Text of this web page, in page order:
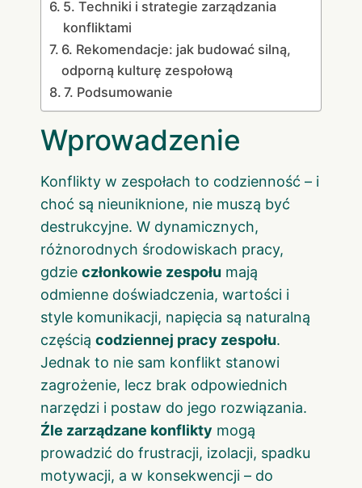
5. Techniki i strategie zarządzania
konfliktami
6. Rekomendacje: jak budować silną,
odporną kulturę zespołową
7. Podsumowanie
Wprowadzenie
Konflikty w zespołach to codzienność – i
choć są nieuniknione, nie muszą być
destrukcyjne. W dynamicznych,
różnorodnych środowiskach pracy,
gdzie członkowie zespołu mają
odmienne doświadczenia, wartości i
style komunikacji, napięcia są naturalną
częścią codziennej pracy zespołu.
Jednak to nie sam konflikt stanowi
zagrożenie, lecz brak odpowiednich
narzędzi i postaw do jego rozwiązania.
Źle zarządzane konflikty mogą
prowadzić do frustracji, izolacji, spadku
motywacji, a w konsekwencji – do